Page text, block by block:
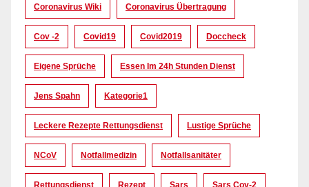
Coronavirus Wiki Coronavirus Übertragung
Cov -2 Covid19 Covid2019 Doccheck
Eigene Sprüche Essen Im 24h Stunden Dienst
Jens Spahn Kategorie1
Leckere Rezepte Rettungsdienst Lustige Sprüche
NCoV Notfallmedizin Notfallsanitäter
Rettungsdienst Rezept Sars Sars Cov-2